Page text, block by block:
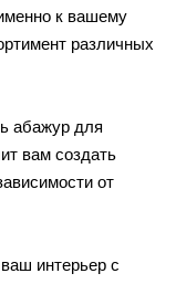
к вашему
различных
абажур для
вам создать
от
интерьер с